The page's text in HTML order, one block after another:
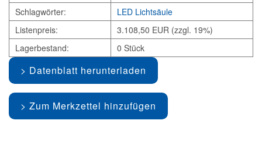
Schlagwörter:
LED Lichtsäule
Listenpreis:
3.108,50 EUR (zzgl. 19%)
Lagerbestand:
0 Stück
Datenblatt herunterladen
Zum Merkzettel hinzufügen